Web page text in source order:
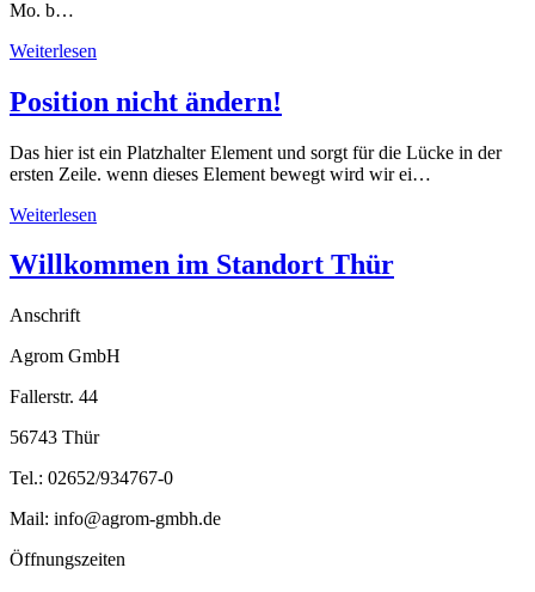
Mo. b…
Weiterlesen
Position nicht ändern!
Das hier ist ein Platzhalter Element und sorgt für die Lücke in der
ersten Zeile. wenn dieses Element bewegt wird wir ei…
Weiterlesen
Willkommen im Standort Thür
Anschrift
Agrom GmbH
Fallerstr. 44
56743 Thür
Tel.: 02652/934767-0
Mail: info@agrom-gmbh.de
Öffnungszeiten